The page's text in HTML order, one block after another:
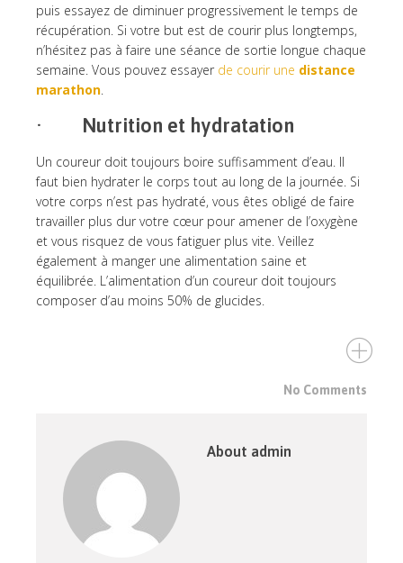
puis essayez de diminuer progressivement le temps de
récupération. Si votre but est de courir plus longtemps,
n’hésitez pas à faire une séance de sortie longue chaque
semaine. Vous pouvez essayer de courir une distance
marathon
· Nutrition et hydratation
Un coureur doit toujours boire suffisamment d’eau. Il
faut bien hydrater le corps tout au long de la journée. Si
votre corps n’est pas hydraté, vous êtes obligé de faire
travailler plus dur votre cœur pour amener de l’oxygène
et vous risquez de vous fatiguer plus vite. Veillez
également à manger une alimentation saine et
équilibrée. L’alimentation d’un coureur doit toujours
composer d’au moins 50% de glucides.
No Comments
About admin